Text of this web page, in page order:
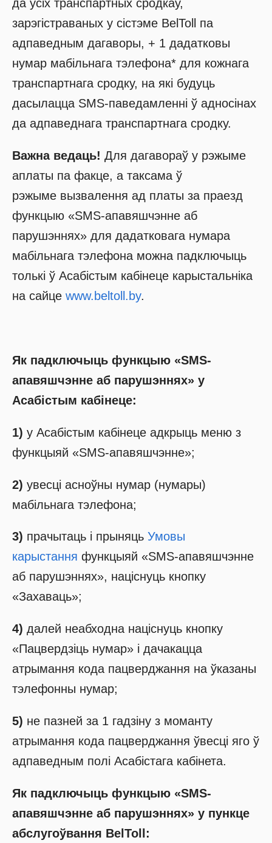
да ўсіх транспартных сродкаў,
зарэгістраваных у сістэме BelToll па
адпаведным дагаворы, + 1 дадатковы
нумар мабільнага тэлефона* для кожнага
транспартнага сродку, на які будуць
дасылацца SMS-паведамленні ў адносінах
да адпаведнага транспартнага сродку.
Важна ведаць! Для дагавораў у рэжыме
аплаты па факце, а таксама ў
рэжыме вызвалення ад платы за праезд
функцыю «SMS-апавяшчэнне аб
парушэннях» для дадатковага нумара
мабільнага тэлефона можна падключыць
толькі ў Асабістым кабінеце карыстальніка
на сайце www.beltoll.by.
Як падключыць функцыю «SMS-
апавяшчэнне аб парушэннях» у
Асабістым кабінеце:
1) у Асабістым кабінеце адкрыць меню з
функцыяй «SMS-апавяшчэнне»;
2) увесці асноўны нумар (нумары)
мабільнага тэлефона;
3) прачытаць і прыняць Умовы
карыстання функцыяй «SMS-апавяшчэнне
аб парушэннях», націснуць кнопку
«Захаваць»;
4) далей неабходна націснуць кнопку
«Пацвердзіць нумар» і дачакацца
атрымання кода пацверджання на ўказаны
тэлефонны нумар;
5) не пазней за 1 гадзіну з моманту
атрымання кода пацверджання ўвесці яго ў
адпаведным полі Асабістага кабінета.
Як падключыць функцыю «SMS-
апавяшчэнне аб парушэннях» у пункце
абслугоўвання BelToll: